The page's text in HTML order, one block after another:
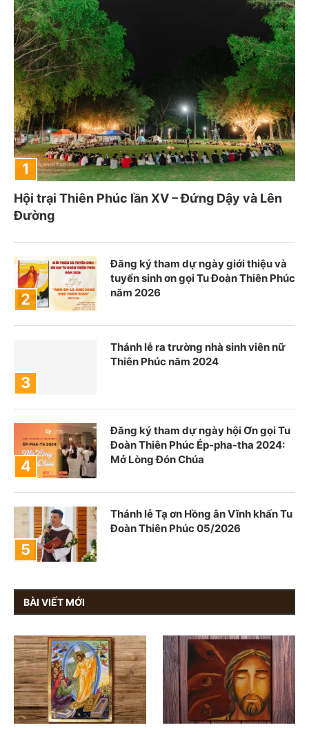
Hội trại Thiên Phúc lần XV – Đứng Dậy và Lên
Đường
Đăng ký tham dự ngày giới thiệu và
tuyển sinh ơn gọi Tu Đoàn Thiên Phúc
năm 2026
Thánh lễ ra trường nhà sinh viên nữ
Thiên Phúc năm 2024
Đăng ký tham dự ngày hội Ơn gọi Tu
Đoàn Thiên Phúc Ép-pha-tha 2024:
Mở Lòng Đón Chúa
Thánh lễ Tạ ơn Hồng ân Vĩnh khấn Tu
Đoàn Thiên Phúc 05/2026
BÀI VIẾT MỚI